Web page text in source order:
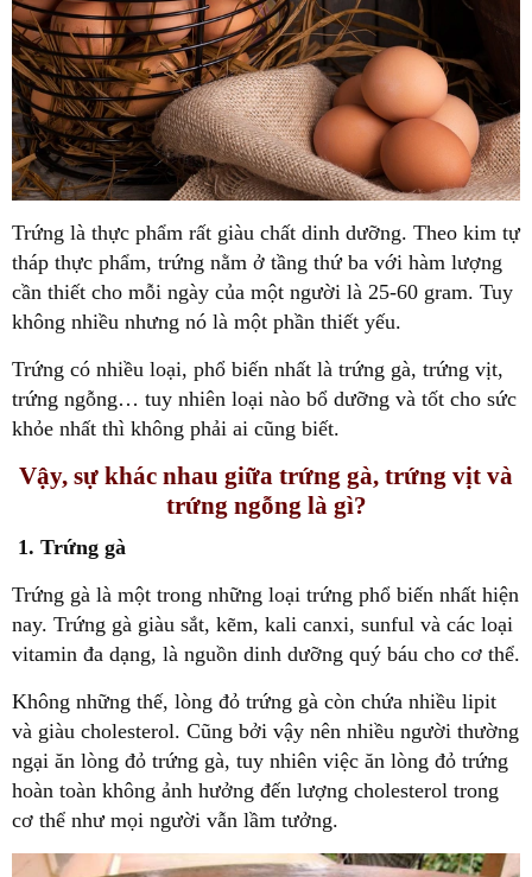
Trứng là thực phẩm rất giàu chất dinh dưỡng. Theo kim tự
tháp thực phẩm, trứng nằm ở tầng thứ ba với hàm lượng
cần thiết cho mỗi ngày của một người là 25-60 gram. Tuy
không nhiều nhưng nó là một phần thiết yếu.
Trứng có nhiều loại, phổ biến nhất là trứng gà, trứng vịt,
trứng ngỗng… tuy nhiên loại nào bổ dưỡng và tốt cho sức
khỏe nhất thì không phải ai cũng biết.
Vậy, sự khác nhau giữa trứng gà, trứng vịt và
trứng ngỗng là gì?
1. Trứng gà
Trứng gà là một trong những loại trứng phổ biến nhất hiện
nay. Trứng gà giàu sắt, kẽm, kali canxi, sunful và các loại
vitamin đa dạng, là nguồn dinh dưỡng quý báu cho cơ thể.
Không những thế, lòng đỏ trứng gà còn chứa nhiều lipit
và giàu cholesterol. Cũng bởi vậy nên nhiều người thường
ngại ăn lòng đỏ trứng gà, tuy nhiên việc ăn lòng đỏ trứng
hoàn toàn không ảnh hưởng đến lượng cholesterol trong
cơ thể như mọi người vẫn lầm tưởng.